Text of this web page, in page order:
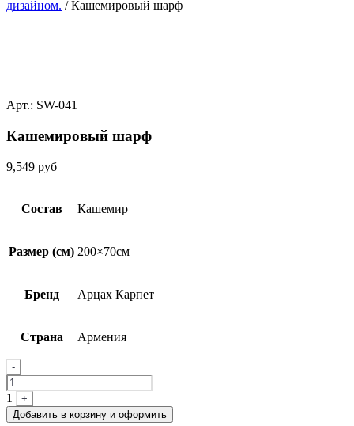
дизайном. / Кашемировый шарф
Арт.: SW-041
Кашемировый шарф
9,549 руб
Состав Кашемир
Размер (см) 200×70см
Бренд Арцах Карпет
Страна Армения
Quantity
-
1
+
Добавить в корзину и оформить